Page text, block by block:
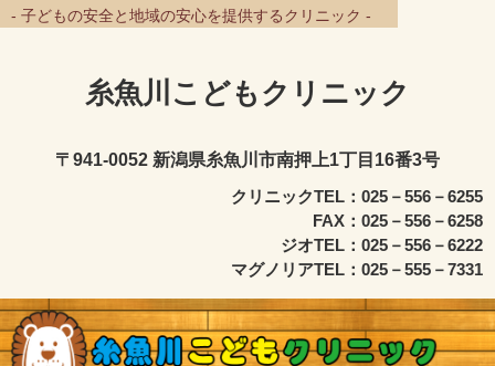
- 子どもの安全と地域の安心を提供するクリニック -
糸魚川こどもクリニック
〒941-0052 新潟県糸魚川市南押上1丁目16番3号
クリニックTEL：025－556－6255
FAX：025－556－6258
ジオTEL：025－556－6222
マグノリアTEL：025－555－7331